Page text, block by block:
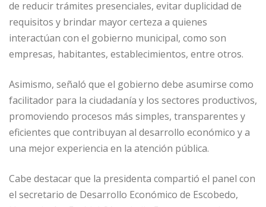
de reducir trámites presenciales, evitar duplicidad de
requisitos y brindar mayor certeza a quienes
interactúan con el gobierno municipal, como son
empresas, habitantes, establecimientos, entre otros.
Asimismo, señaló que el gobierno debe asumirse como
facilitador para la ciudadanía y los sectores productivos,
promoviendo procesos más simples, transparentes y
eficientes que contribuyan al desarrollo económico y a
una mejor experiencia en la atención pública.
Cabe destacar que la presidenta compartió el panel con
el secretario de Desarrollo Económico de Escobedo,